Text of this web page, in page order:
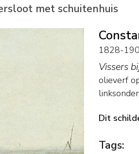
met schuitenhuis
1828-
Vissers
olieverf
linksonder
Dit
Tags: